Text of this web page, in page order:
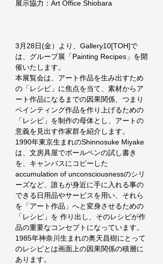
展示協力：Art Office Shiobara
3月28日(金）より、Gallery10[TOH]で
は、グループ展「Painting Recipes」を開
催いたします。
本展覧会は、アート作品を生み出すため
の「レシピ」に焦点を当て、素材からア
ート作品になるまでの因果関係、つまり
ペインティング作品を作り上げるための
「レシピ」を制作の母体とし、アートの
意義を見出す作家群を紹介します。
1990年東京生まれのShinnosuke Miyake
は、文房具屋でボールペンの試し書き
を、キャンバスにコピーした
accumulation of unconsciousnessのシリ
ーズなど、誰もが身近に手に入れる事の
できる日用品やサービスを用い、それら
を「アート作品」へと変身させるための
「レシピ」を 作り出し、そのレシピが作
品の重要なコンセプトになっています。
1985年神奈川生まれの奥天昌樹にとって
のレシピとは画面上の因果関係の積層に
あります。